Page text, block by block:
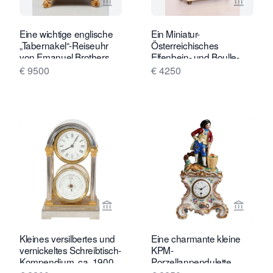
Verkaeuferseite von Toebosch
Eine wichtige englische
„Tabernakel“-Reiseuhr
von Emanuel Brothers,
ca. 1860
€ 9500
Ein Miniatur-
Österreichisches
Elfenbein- und Boulle-
Zappler-Uhrengehäuse,
€ 4250
Verkaeuferseite von Toebosch
Kleines versilbertes und
vernickeltes Schreibtisch-
Kompendium, ca. 1900
Eine charmante kleine
KPM-
Porzellanpendulette,